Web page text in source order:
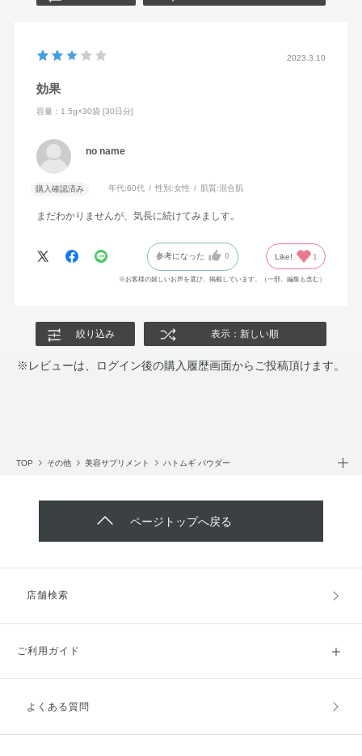
2023.3.10
効果
容量：1.5g×30袋 [30日分]
no name
購入確認済み 年代:60代 性別:女性 肌質:混合肌
まだわかりませんが、気長に続けてみましす。
参考になった 0 Like! 1
※お客様の嬉しいお声を選び、掲載しています。（一部、編集も含む）
絞り込み 表示：新しい順
※レビューは、ログイン後の購入履歴画面からご投稿頂けます。
TOP その他 美容サプリメント ハトムギ パウダー
ページトップへ戻る
店舗検索
ご利用ガイド
ご利用ガイドトップ
よくある質問